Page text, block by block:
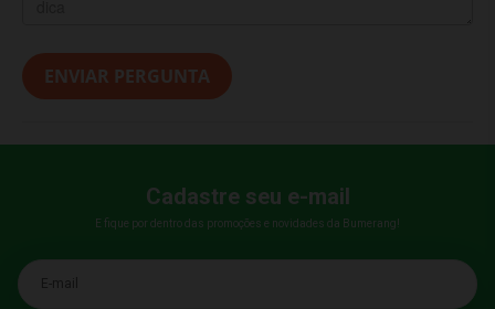
ENVIAR PERGUNTA
Cadastre seu e-mail
E fique por dentro das promoções e novidades da Bumerang!
E-mail